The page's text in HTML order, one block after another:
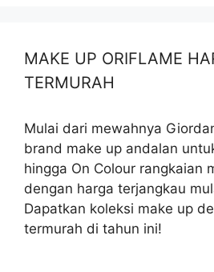
MAKE UP ORIFLAME
TERMURAH
Mulai dari mewahnya
brand make up andalan
hingga On Colour rangkaian
dengan harga terjangkau
Dapatkan koleksi make up
termurah di tahun ini!